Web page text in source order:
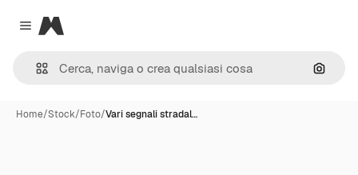
Close menu
Magnific
Cerca
Home/Stock/Foto/Vari segnali stradal…